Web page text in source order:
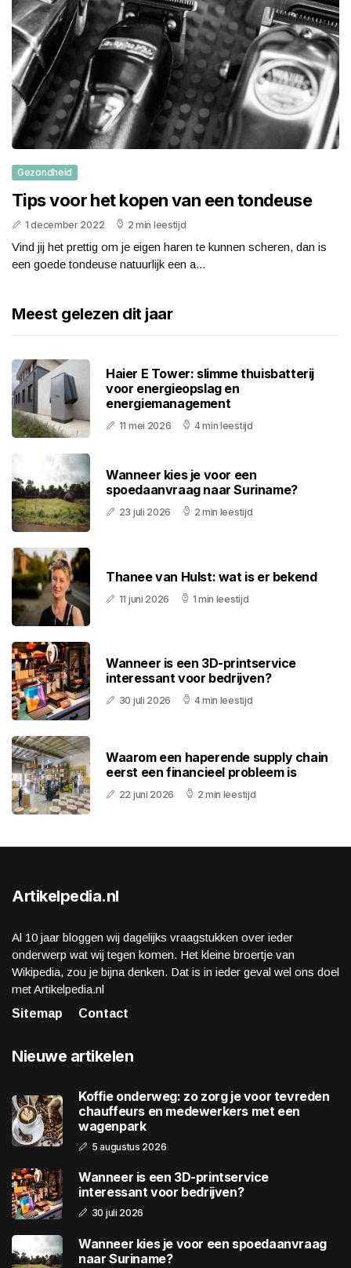
Gezondheid
Tips voor het kopen van een tondeuse
1 december 2022 2 min leestijd
Vind jij het prettig om je eigen haren te kunnen scheren, dan is
een goede tondeuse natuurlijk een a...
Meest gelezen dit jaar
Haier E Tower: slimme thuisbatterij
voor energieopslag en
energiemanagement
11 mei 2026 4 min leestijd
Wanneer kies je voor een
spoedaanvraag naar Suriname?
23 juli 2026 2 min leestijd
Thanee van Hulst: wat is er bekend
11 juni 2026 1 min leestijd
Wanneer is een 3D-printservice
interessant voor bedrijven?
30 juli 2026 4 min leestijd
Waarom een haperende supply chain
eerst een financieel probleem is
22 juni 2026 2 min leestijd
Artikelpedia.nl
Al 10 jaar bloggen wij dagelijks vraagstukken over ieder
onderwerp wat wij tegen komen. Het kleine broertje van
Wikipedia, zou je bijna denken. Dat is in ieder geval wel ons doel
met Artikelpedia.nl
Sitemap
Contact
Nieuwe artikelen
Koffie onderweg: zo zorg je voor tevreden
chauffeurs en medewerkers met een
wagenpark
5 augustus 2026
Wanneer is een 3D-printservice
interessant voor bedrijven?
30 juli 2026
Wanneer kies je voor een spoedaanvraag
naar Suriname?